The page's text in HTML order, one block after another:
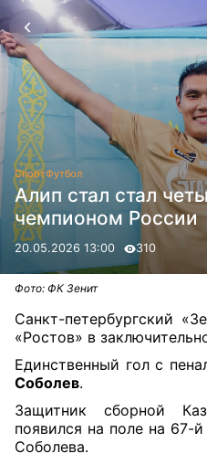
СпортФутбол
Алип стал стал
чемпионом России
20.05.2026 13:00 310
Фото: ФК Зенит
Санкт-петербургский
«Ростов» в
Единственный гол с
Соболев.
Защитник сборной
появился на поле на 67-
Соболева.